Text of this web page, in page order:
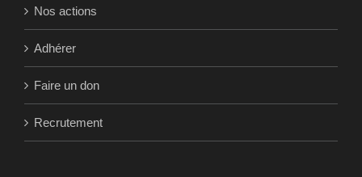
Nos actions
Adhérer
Faire un don
Recrutement